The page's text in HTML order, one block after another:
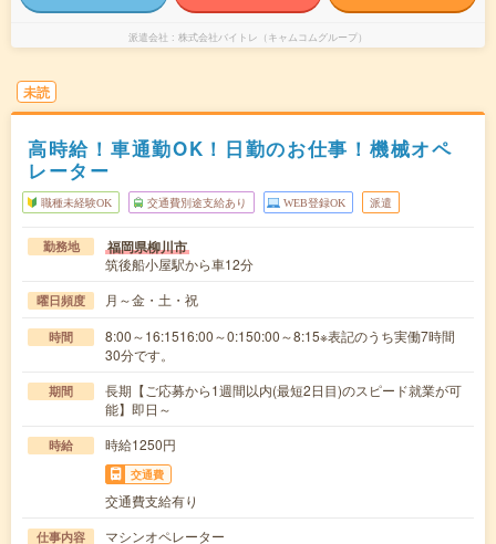
派遣会社 株式会社バイトレ（キャムコムグループ）
未読
高時給！車通勤OK！日勤のお仕事！機械オペ
レーター
職種未経験OK 交通費別途支給あり WEB登録OK 派遣
勤務地 福岡県柳川市
筑後船小屋駅から車12分
曜日頻度 月～金・土・祝
時間
8:00～16:1516:00～0:150:00～8:15※表記のうち実働7時間
30分です。
期間
長期【ご応募から1週間以内(最短2日目)のスピード就業が可
能】即日～
時給 時給1250円
交通費
交通費支給有り
仕事内容 マシンオペレーター